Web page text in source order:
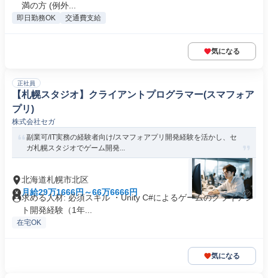
満の方 (例外...
即日勤務OK 交通費支給
気になる
正社員
【札幌スタジオ】クライアントプログラマー(スマフォア
プリ)
株式会社セガ
副業可/IT実務の経験者向け/スマフォアプリ開発経験を活かし、セ
ガ札幌スタジオでゲーム開発...
北海道札幌市北区
月給29万1666円～66万6666円
求める人材: 必須スキル ・Unity C#によるゲームのクライアン
ト開発経験（1年...
在宅OK
気になる